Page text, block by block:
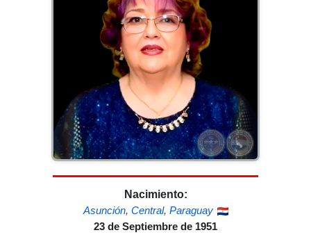
Nacimiento:
Asunción, Central, Paraguay
23 de Septiembre de 1951